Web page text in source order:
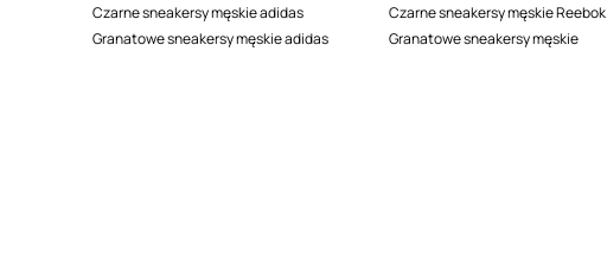
Czarne sneakersy męskie adidas Czarne sneakersy męskie Reebok
Granatowe sneakersy męskie adidas Granatowe sneakersy męskie